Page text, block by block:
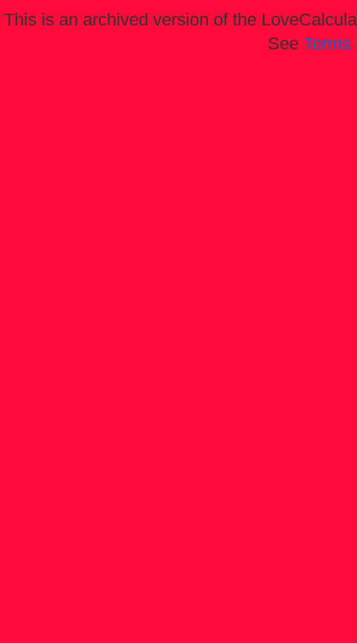
This is an archived version of the
See Terms